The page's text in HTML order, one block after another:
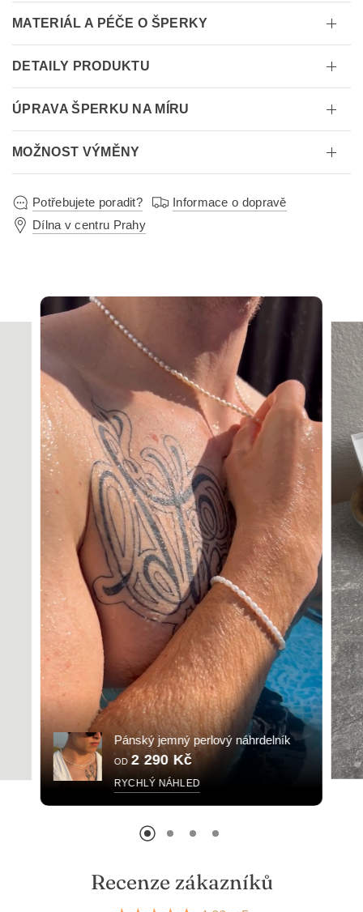
MATERIÁL A PÉČE O ŠPERKY
DETAILY PRODUKTU
ÚPRAVA ŠPERKU NA MÍRU
MOŽNOST VÝMĚNY
Potřebujete poradit?
Informace o dopravě
Dílna v centru Prahy
Pánský jemný perlový náhrdelník
OD 2 290 Kč
RYCHLÝ NÁHLED
Recenze zákazníků